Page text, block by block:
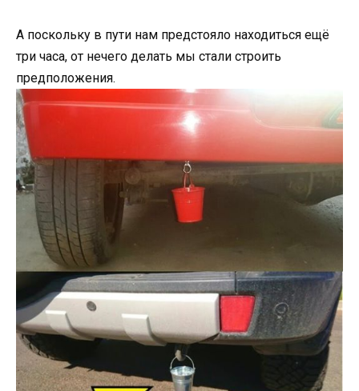
А поскольку в пути нам предстояло находиться ещё
три часа, от нечего делать мы стали строить
предположения.